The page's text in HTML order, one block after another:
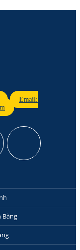
Email:
Bàng